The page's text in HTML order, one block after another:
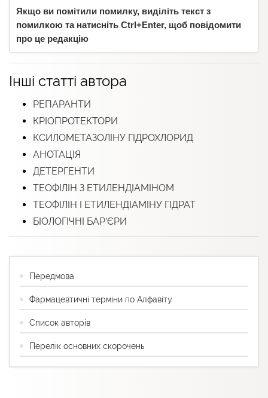
Якщо ви помітили помилку, виділіть текст з
помилкою та натисніть Ctrl+Enter, щоб повідомити
про це редакцію
Інші статті автора
РЕПАРАНТИ
КРІОПРОТЕКТОРИ
КСИЛОМЕТАЗОЛІНУ ГІДРОХЛОРИД
АНОТАЦІЯ
ДЕТЕРГЕНТИ
ТЕОФІЛІН З ЕТИЛЕНДІАМІНОМ
ТЕОФІЛІН І ЕТИЛЕНДІАМІНУ ГІДРАТ
БІОЛОГІЧНІ БАР’ЄРИ
Передмова
Фармацевтичні терміни по Алфавіту
Список авторів
Перелік основних скорочень